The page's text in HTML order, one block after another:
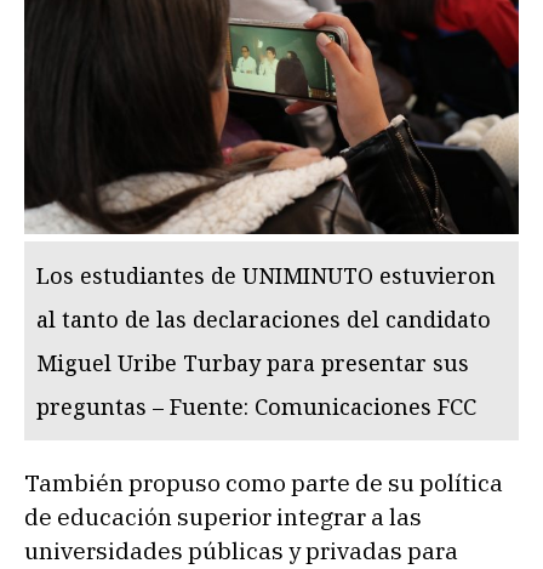
Los estudiantes de UNIMINUTO estuvieron
al tanto de las declaraciones del candidato
Miguel Uribe Turbay para presentar sus
preguntas – Fuente: Comunicaciones FCC
También propuso como parte de su política
de educación superior integrar a las
universidades públicas y privadas para